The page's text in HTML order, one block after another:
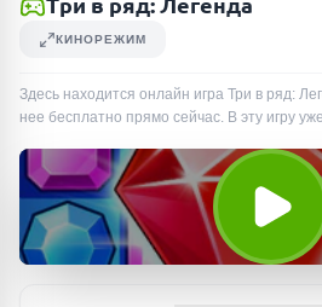
КИНОРЕЖИМ
Здесь находится онлайн игра Три в ряд:
нее бесплатно прямо сейчас. В эту игру